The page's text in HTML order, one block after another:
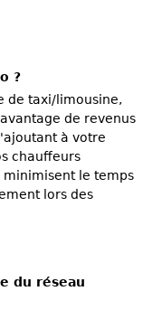
?
de taxi/limousine,
de revenus
à votre
chauffeurs
minimisent le temps
lors des
du réseau